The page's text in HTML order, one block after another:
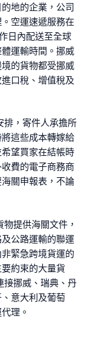
地的企業，公司
空運速遞服務在
日內配送至全球
運輸時間。挪威
的貨物都受挪威
口稅、增值稅及
排，寄件人承擔所
這些成本轉嫁給
望買家在結帳時
費的電子商務商
關申報表，不論
提供海關文件，
公路運輸的聯運
緊急跨境貨運的
約束的大量貨
接挪威、瑞典、丹
意大利及葡萄
理。